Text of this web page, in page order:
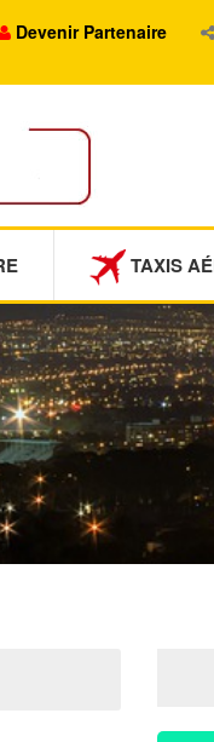
Devenir Partenaire
TAXIS